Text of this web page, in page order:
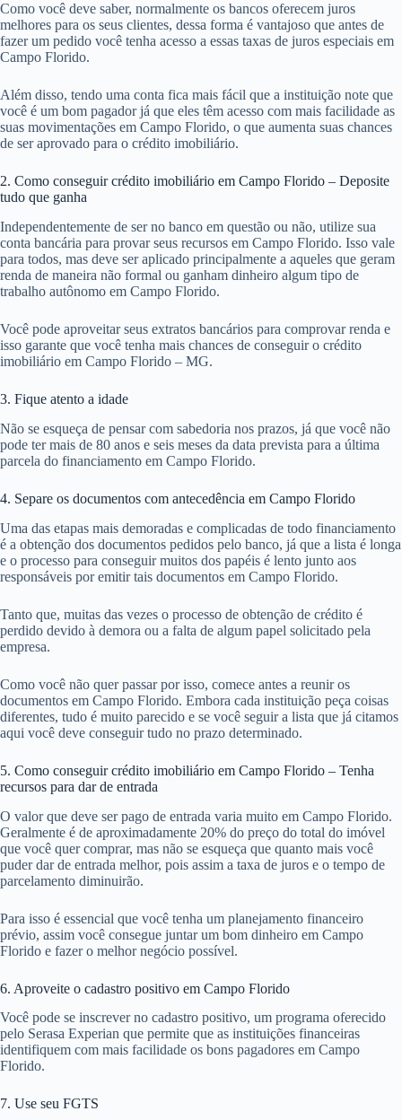
Como você deve saber, normalmente os bancos oferecem juros
melhores para os seus clientes, dessa forma é vantajoso que antes de
fazer um pedido você tenha acesso a essas taxas de juros especiais em
Campo Florido.
Além disso, tendo uma conta fica mais fácil que a instituição note que
você é um bom pagador já que eles têm acesso com mais facilidade as
suas movimentações em Campo Florido, o que aumenta suas chances
de ser aprovado para o crédito imobiliário.
2. Como conseguir crédito imobiliário em Campo Florido – Deposite
tudo que ganha
Independentemente de ser no banco em questão ou não, utilize sua
conta bancária para provar seus recursos em Campo Florido. Isso vale
para todos, mas deve ser aplicado principalmente a aqueles que geram
renda de maneira não formal ou ganham dinheiro algum tipo de
trabalho autônomo em Campo Florido.
Você pode aproveitar seus extratos bancários para comprovar renda e
isso garante que você tenha mais chances de conseguir o crédito
imobiliário em Campo Florido – MG.
3. Fique atento a idade
Não se esqueça de pensar com sabedoria nos prazos, já que você não
pode ter mais de 80 anos e seis meses da data prevista para a última
parcela do financiamento em Campo Florido.
4. Separe os documentos com antecedência em Campo Florido
Uma das etapas mais demoradas e complicadas de todo financiamento
é a obtenção dos documentos pedidos pelo banco, já que a lista é longa
e o processo para conseguir muitos dos papéis é lento junto aos
responsáveis por emitir tais documentos em Campo Florido.
Tanto que, muitas das vezes o processo de obtenção de crédito é
perdido devido à demora ou a falta de algum papel solicitado pela
empresa.
Como você não quer passar por isso, comece antes a reunir os
documentos em Campo Florido. Embora cada instituição peça coisas
diferentes, tudo é muito parecido e se você seguir a lista que já citamos
aqui você deve conseguir tudo no prazo determinado.
5. Como conseguir crédito imobiliário em Campo Florido – Tenha
recursos para dar de entrada
O valor que deve ser pago de entrada varia muito em Campo Florido.
Geralmente é de aproximadamente 20% do preço do total do imóvel
que você quer comprar, mas não se esqueça que quanto mais você
puder dar de entrada melhor, pois assim a taxa de juros e o tempo de
parcelamento diminuirão.
Para isso é essencial que você tenha um planejamento financeiro
prévio, assim você consegue juntar um bom dinheiro em Campo
Florido e fazer o melhor negócio possível.
6. Aproveite o cadastro positivo em Campo Florido
Você pode se inscrever no cadastro positivo, um programa oferecido
pelo Serasa Experian que permite que as instituições financeiras
identifiquem com mais facilidade os bons pagadores em Campo
Florido.
7. Use seu FGTS